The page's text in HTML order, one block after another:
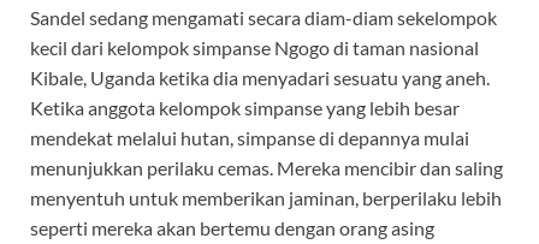
Sandel sedang mengamati secara diam-diam sekelompok
kecil dari kelompok simpanse Ngogo di taman nasional
Kibale, Uganda ketika dia menyadari sesuatu yang aneh.
Ketika anggota kelompok simpanse yang lebih besar
mendekat melalui hutan, simpanse di depannya mulai
menunjukkan perilaku cemas. Mereka mencibir dan saling
menyentuh untuk memberikan jaminan, berperilaku lebih
seperti mereka akan bertemu dengan orang asing